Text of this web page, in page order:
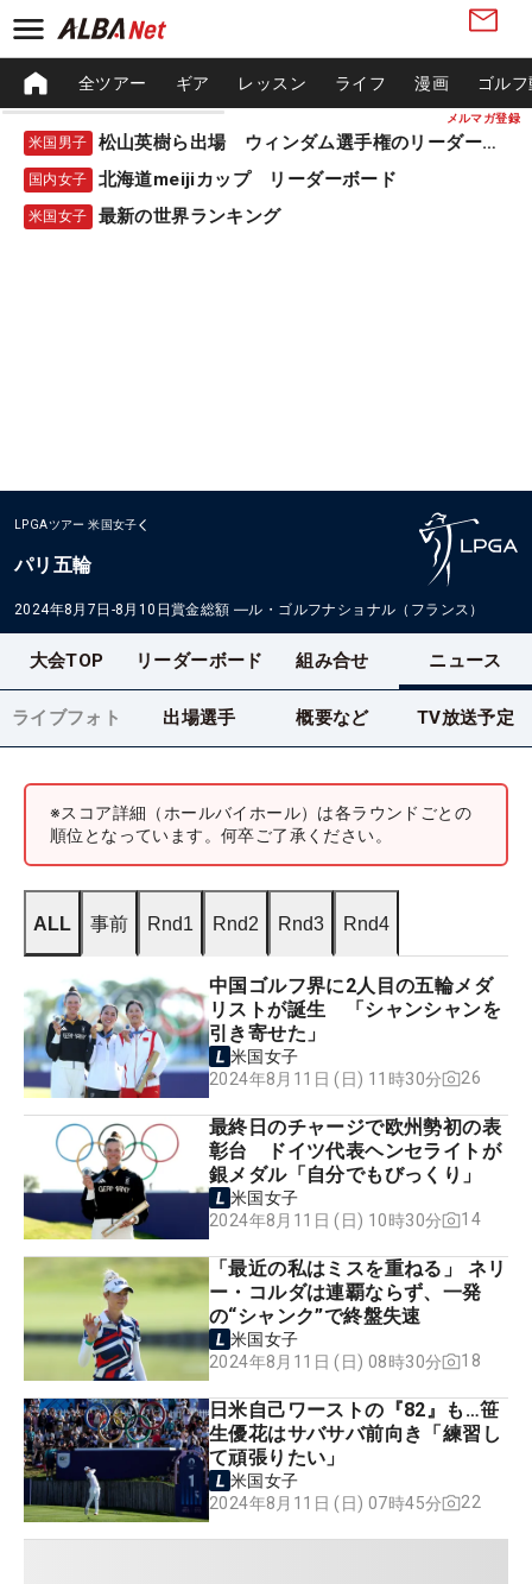
メルマガ登録
全ツアー ギア レッスン ライフ 漫画 ゴル
米国男子 松山英樹ら出場 ウィンダム選手権のリーダーボード
国内女子 北海道meijiカップ リーダーボード
米国女子 最新の世界ランキング
LPGAツアー 米国女子
パリ五輪
2024年8月7日-8月10日賞金総額 ―ル・ゴルフナショナル（フランス）
大会TOP リーダーボード 組み合せ ニュース
ライブフォト 出場選手 概要など TV放送予定
※スコア詳細（ホールバイホール）は各ラウンドごとの
順位となっています。何卒ご了承ください。
ALL 事前 Rnd1 Rnd2 Rnd3 Rnd4
中国ゴルフ界に2人目の五輪メダ
リストが誕生 「シャンシャンを
引き寄せた」
米国女子
2024年8月11日 (日) 11時30分
26
最終日のチャージで欧州勢初の表
彰台 ドイツ代表ヘンセライトが
銀メダル「自分でもびっくり」
米国女子
2024年8月11日 (日) 10時30分
14
「最近の私はミスを重ねる」 ネリ
ー・コルダは連覇ならず、一発
の“シャンク”で終盤失速
米国女子
2024年8月11日 (日) 08時30分
18
日米自己ワーストの『82』も…笹
生優花はサバサバ前向き「練習し
て頑張りたい」
米国女子
2024年8月11日 (日) 07時45分
22